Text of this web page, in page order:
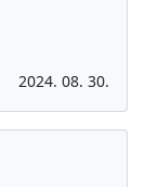
2024. 08. 30.